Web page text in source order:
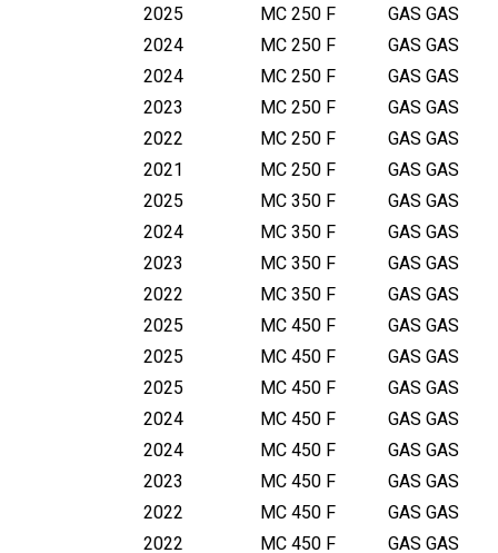
GAS GAS
MC 250 F
2025
GAS GAS
MC 250 F
2024
GAS GAS
MC 250 F
2024
GAS GAS
MC 250 F
2023
GAS GAS
MC 250 F
2022
GAS GAS
MC 250 F
2021
GAS GAS
MC 350 F
2025
GAS GAS
MC 350 F
2024
GAS GAS
MC 350 F
2023
GAS GAS
MC 350 F
2022
GAS GAS
MC 450 F
2025
GAS GAS
MC 450 F
2025
GAS GAS
MC 450 F
2025
GAS GAS
MC 450 F
2024
GAS GAS
MC 450 F
2024
GAS GAS
MC 450 F
2023
GAS GAS
MC 450 F
2022
GAS GAS
MC 450 F
2022